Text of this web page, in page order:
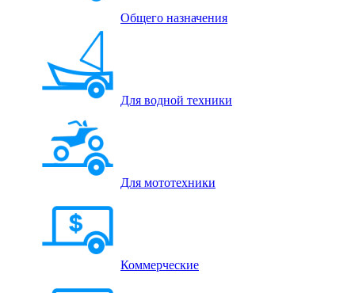
Общего назначения
Для водной техники
Для мототехники
Коммерческие